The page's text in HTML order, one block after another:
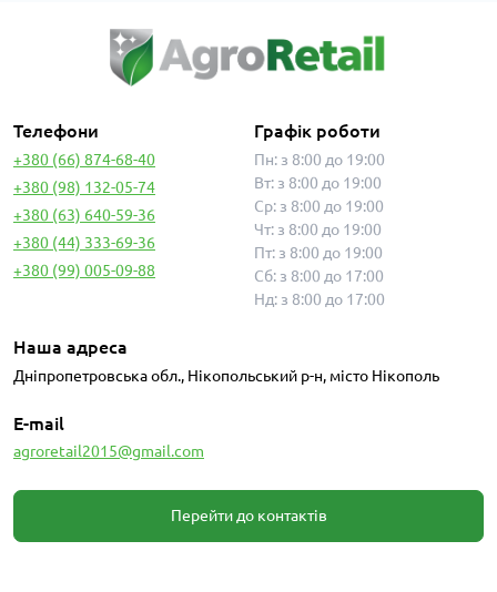
Телефони
+380 (66) 874-68-40
+380 (98) 132-05-74
+380 (63) 640-59-36
+380 (44) 333-69-36
+380 (99) 005-09-88
Графік роботи
Пн: з 8:00 до 19:00
Вт: з 8:00 до 19:00
Ср: з 8:00 до 19:00
Чт: з 8:00 до 19:00
Пт: з 8:00 до 19:00
Сб: з 8:00 до 17:00
Нд: з 8:00 до 17:00
Наша адреса
Дніпропетровська обл., Нікопольський р-н, місто Нікополь
E-mail
agroretail2015@gmail.com
Перейти до контактів